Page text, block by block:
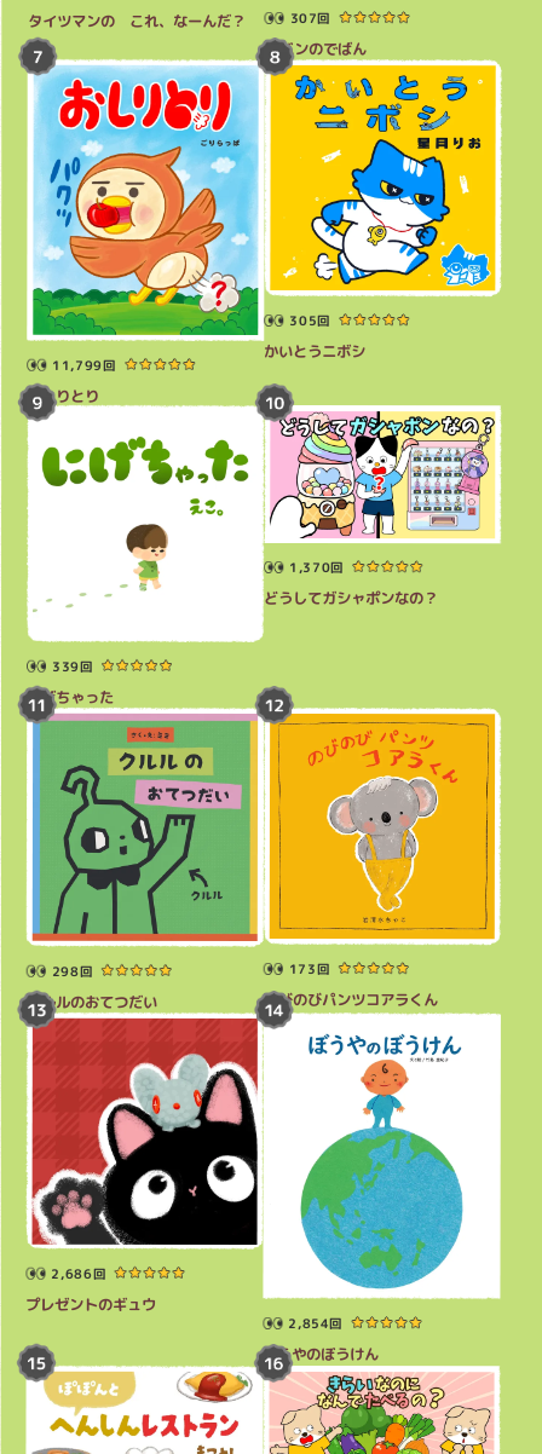
タイツマンの これ、なーんだ？ 307回
カバンのでばん
11,799回
おしりとり
305回
かいとうニボシ
339回
にげちゃった
1,370回
どうしてガシャポンなの？
298回
クルルのおてつだい
173回
のびのびパンツコアラくん
2,686回
プレゼントのギュウ
2,854回
ぼうやのぼうけん